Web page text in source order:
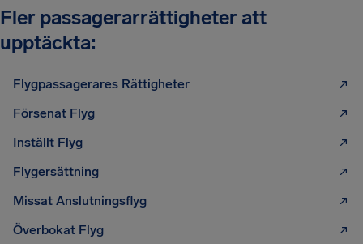
Fler passagerarrättigheter att
upptäckta:
Flygpassagerares Rättigheter
Försenat Flyg
Inställt Flyg
Flygersättning
Missat Anslutningsflyg
Överbokat Flyg